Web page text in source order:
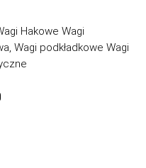
Hakowe Wagi
Wagi podkładkowe Wagi